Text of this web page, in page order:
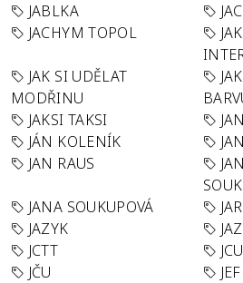
JABLKA
JACHYM TOPOL
JAK SI UDĚLAT
MODŘINU
JAKSI TAKSI
JÁN KOLENÍK
JAN RAUS
JANA SOUKUPOVÁ
JAZYK
JCTT
JCU
JČU